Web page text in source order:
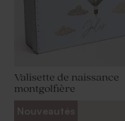
Valisette de naissance
montgolfière
Nouveautés